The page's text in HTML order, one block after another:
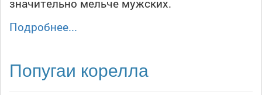
значительно мельче мужских.
Подробнее...
Попугаи корелла